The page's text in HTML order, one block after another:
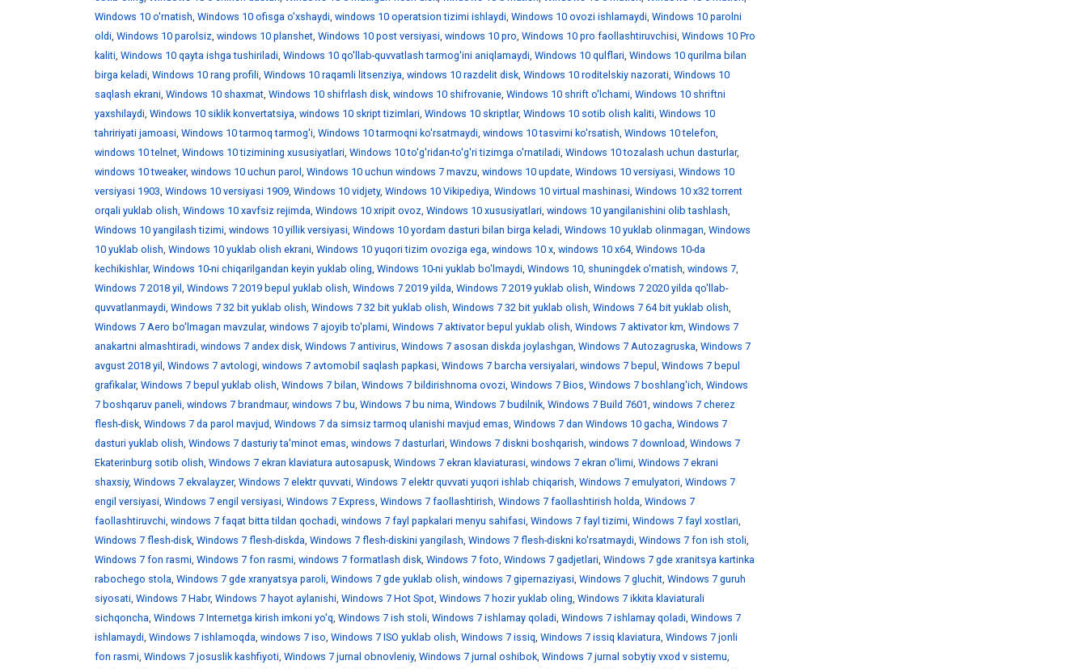
Windows 10 o'rnatish, Windows 10 ofisga o'xshaydi, windows 10 operatsion tizimi ishlaydi, Windows 10 ovozi ishlamaydi, Windows 10 parolni
oldi, Windows 10 parolsiz, windows 10 planshet, Windows 10 post versiyasi, windows 10 pro, Windows 10 pro faollashtiruvchisi, Windows 10 Pro
kaliti, Windows 10 qayta ishga tushiriladi, Windows 10 qo'llab-quvvatlash tarmog'ini aniqlamaydi, Windows 10 qulflari, Windows 10 qurilma bilan
birga keladi, Windows 10 rang profili, Windows 10 raqamli litsenziya, windows 10 razdelit disk, Windows 10 roditelskiy nazorati, Windows 10
saqlash ekrani, Windows 10 shaxmat, Windows 10 shifrlash disk, windows 10 shifrovanie, Windows 10 shrift o'lchami, Windows 10 shriftni
yaxshilaydi, Windows 10 siklik konvertatsiya, windows 10 skript tizimlari, Windows 10 skriptlar, Windows 10 sotib olish kaliti, Windows 10
tahririyati jamoasi, Windows 10 tarmoq tarmog'i, Windows 10 tarmoqni ko'rsatmaydi, windows 10 tasvirni ko'rsatish, Windows 10 telefon,
windows 10 telnet, Windows 10 tizimining xususiyatlari, Windows 10 to'g'ridan-to'g'ri tizimga o'rnatiladi, Windows 10 tozalash uchun dasturlar,
windows 10 tweaker, windows 10 uchun parol , Windows 10 uchun windows 7 mavzu, windows 10 update, Windows 10 versiyasi, Windows 10
versiyasi 1903, Windows 10 versiyasi 1909, Windows 10 vidjety, Windows 10 Vikipediya, Windows 10 virtual mashinasi, Windows 10 x32 torrent
orqali yuklab olish, Windows 10 xavfsiz rejimda, Windows 10 xripit ovoz, Windows 10 xususiyatlari, windows 10 yangilanishini olib tashlash,
Windows 10 yangilash tizimi, windows 10 yillik versiyasi, Windows 10 yordam dasturi bilan birga keladi, Windows 10 yuklab olinmagan, Windows
10 yuklab olish, Windows 10 yuklab olish ekrani, Windows 10 yuqori tizim ovoziga ega, windows 10 х, windows 10 х64, Windows 10-da
kechikishlar, Windows 10-ni chiqarilgandan keyin yuklab oling, Windows 10-ni yuklab bo'lmaydi, Windows 10, shuningdek o'rnatish, windows 7,
Windows 7 2018 yil , Windows 7 2019 bepul yuklab olish, Windows 7 2019 yilda, Windows 7 2019 yuklab olish, Windows 7 2020 yilda qo'llab-
quvvatlanmaydi, Windows 7 32 bit yuklab olish, Windows 7 32 bit yuklab olish, Windows 7 32 bit yuklab olish, Windows 7 64 bit yuklab olish,
Windows 7 Aero bo'lmagan mavzular, windows 7 ajoyib to'plami, Windows 7 aktivator bepul yuklab olish, Windows 7 aktivator km, Windows 7
anakartni almashtiradi, windows 7 andex disk, Windows 7 antivirus, Windows 7 asosan diskda joylashgan, Windows 7 Autozagruska, Windows 7
avgust 2018 yil , Windows 7 avtologi, windows 7 avtomobil saqlash papkasi, Windows 7 barcha versiyalari, windows 7 bepul , Windows 7 bepul
grafikalar, Windows 7 bepul yuklab olish, Windows 7 bilan, Windows 7 bildirishnoma ovozi, Windows 7 Bios, Windows 7 boshlang'ich, Windows
7 boshqaruv paneli, windows 7 brandmaur, windows 7 bu, Windows 7 bu nima, Windows 7 budilnik, Windows 7 Build 7601, windows 7 cherez
flesh-disk, Windows 7 da parol mavjud, Windows 7 da simsiz tarmoq ulanishi mavjud emas, Windows 7 dan Windows 10 gacha, Windows 7
dasturi yuklab olish, Windows 7 dasturiy ta'minot emas, windows 7 dasturlari, Windows 7 diskni boshqarish, windows 7 download, Windows 7
Ekaterinburg sotib olish, Windows 7 ekran klaviatura autosapusk, Windows 7 ekran klaviaturasi, windows 7 ekran o'limi, Windows 7 ekrani
shaxsiy, Windows 7 ekvalayzer, Windows 7 elektr quvvati, Windows 7 elektr quvvati yuqori ishlab chiqarish, Windows 7 emulyatori, Windows 7
engil versiyasi, Windows 7 engil versiyasi, Windows 7 Express, Windows 7 faollashtirish, Windows 7 faollashtirish holda, Windows 7
faollashtiruvchi, windows 7 faqat bitta tildan qochadi, windows 7 fayl papkalari menyu sahifasi, Windows 7 fayl tizimi, Windows 7 fayl xostlari,
Windows 7 flesh-disk, Windows 7 flesh-diskda, Windows 7 flesh-diskini yangilash, Windows 7 flesh-diskni ko'rsatmaydi, Windows 7 fon ish stoli,
Windows 7 fon rasmi, Windows 7 fon rasmi, windows 7 formatlash disk, Windows 7 foto, Windows 7 gadjetlari, Windows 7 gde xranitsya kartinka
rabochego stola, Windows 7 gde xranyatsya paroli, Windows 7 gde yuklab olish, windows 7 gipernaziyasi, Windows 7 gluchit, Windows 7 guruh
siyosati, Windows 7 Habr, Windows 7 hayot aylanishi, Windows 7 Hot Spot, Windows 7 hozir yuklab oling, Windows 7 ikkita klaviaturali
sichqoncha, Windows 7 Internetga kirish imkoni yo'q, Windows 7 ish stoli, Windows 7 ishlamay qoladi, Windows 7 ishlamay qoladi, Windows 7
ishlamaydi, Windows 7 ishlamoqda, windows 7 iso, Windows 7 ISO yuklab olish, Windows 7 issiq, Windows 7 issiq klaviatura, Windows 7 jonli
fon rasmi, Windows 7 josuslik kashfiyoti, Windows 7 jurnal obnovleniy, Windows 7 jurnal oshibok, Windows 7 jurnal sobytiy vxod v sistemu,